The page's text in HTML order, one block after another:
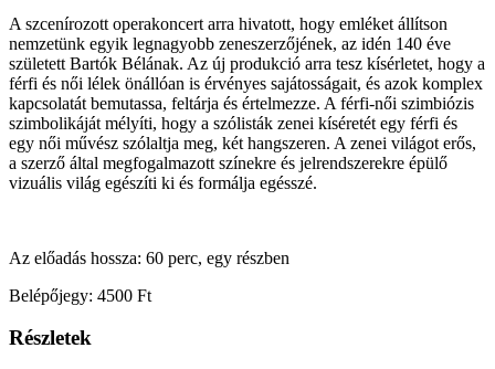
A szcenírozott operakoncert arra hivatott, hogy emléket állítson
nemze­tünk egyik legnagyobb zeneszerzőjének, az idén 140 éve
született Bartók Bélának. Az új produkció arra tesz kísérletet, hogy a
férfi és női lélek önál­lóan is érvényes sajátosságait, és azok komplex
kapcsolatát bemutassa, feltárja és értelmezze. A férfi-női szimbiózis
szimbolikáját mélyíti, hogy a szólisták zenei kíséretét egy férfi és
egy női művész szólaltja meg, két hangszeren. A zenei világot erős,
a szerző által megfogalmazott színekre és jelrendszerekre épülő
vizuális világ egészíti ki és formálja egésszé.
Az előadás hossza: 60 perc, egy részben
Belépőjegy: 4500 Ft
Részletek